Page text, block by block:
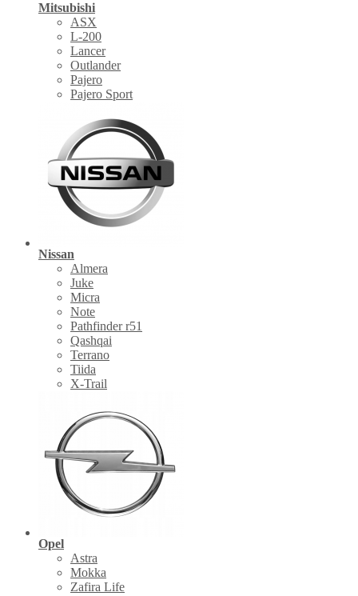
Mitsubishi
ASX
L-200
Lancer
Outlander
Pajero
Pajero Sport
Nissan
Almera
Juke
Micra
Note
Pathfinder r51
Qashqai
Terrano
Tiida
X-Trail
Opel
Astra
Mokka
Zafira Life